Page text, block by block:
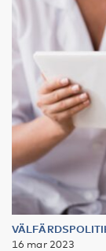
16 mar 2023